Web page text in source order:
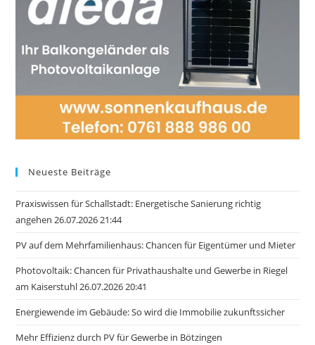
Neueste Beiträge
Praxiswissen für Schallstadt: Energetische Sanierung richtig
angehen 26.07.2026 21:44
PV auf dem Mehrfamilienhaus: Chancen für Eigentümer und Mieter
Photovoltaik: Chancen für Privathaushalte und Gewerbe in Riegel
am Kaiserstuhl 26.07.2026 20:41
Energiewende im Gebäude: So wird die Immobilie zukunftssicher
Mehr Effizienz durch PV für Gewerbe in Bötzingen